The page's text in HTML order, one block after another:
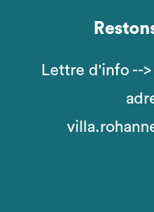
Lettre d'info --